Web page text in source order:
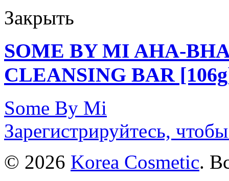
Закрыть
SOME BY MI AHA-
CLEANSING BAR
Some By Mi
Зарегистрируйтесь,
© 2026 Korea Cosmetic.